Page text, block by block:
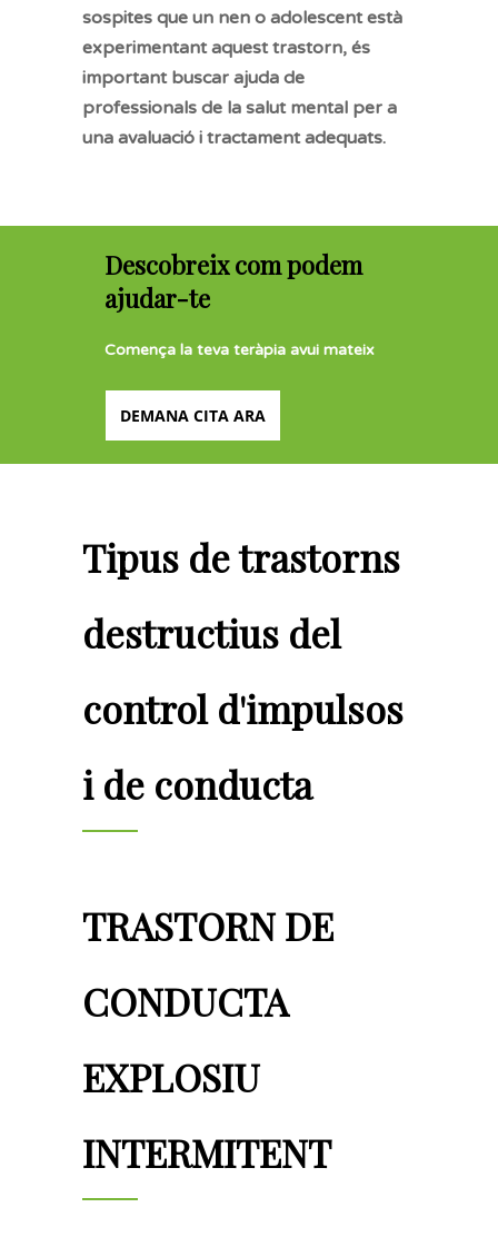
sospites que un nen o adolescent està
experimentant aquest trastorn, és
important buscar ajuda de
professionals de la salut mental per a
una avaluació i tractament adequats.
Descobreix com podem
ajudar-te
Comença la teva teràpia avui mateix
DEMANA CITA ARA
Tipus de trastorns
destructius del
control d'impulsos
i de conducta
TRASTORN DE
CONDUCTA
EXPLOSIU
INTERMITENT